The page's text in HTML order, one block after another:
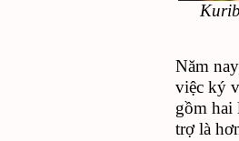
Năm
việc ký
gồm hai
trợ là